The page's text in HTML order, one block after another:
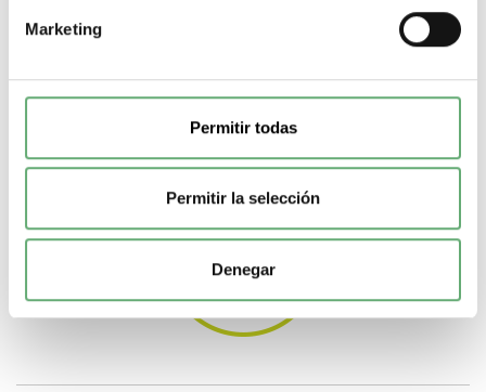
Marketing
Permitir todas
Permitir la selección
Denegar